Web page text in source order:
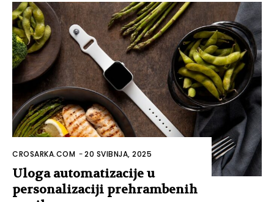
CROSARKA.COM -20 SVIBNJA, 2025
Uloga automatizacije u
personalizaciji prehrambenih